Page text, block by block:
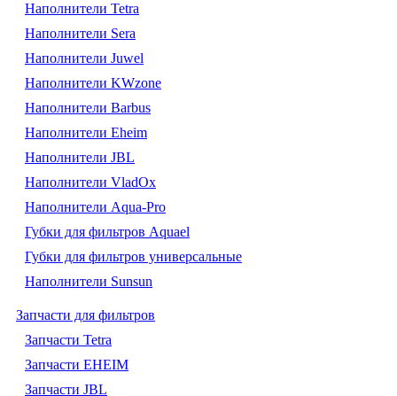
Наполнители Tetra
Наполнители Sera
Наполнители Juwel
Наполнители KWzone
Наполнители Barbus
Наполнители Eheim
Наполнители JBL
Наполнители VladOx
Наполнители Aqua-Pro
Губки для фильтров Aquael
Губки для фильтров универсальные
Наполнители Sunsun
Запчасти для фильтров
Запчасти Tetra
Запчасти EHEIM
Запчасти JBL